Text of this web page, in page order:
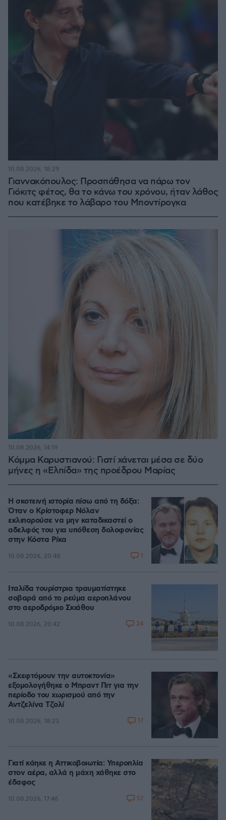
Γιαννακόπουλος: Προσπάθησα να πάρω τον
Γιόκιτς φέτος, θα το κάνω του χρόνου, ήταν λάθος
που κατέβηκε το λάβαρο του Μποντίρογκα
10.08.2026, 18:29
Κόμμα Καρυστιανού: Γιατί χάνεται μέσα σε δύο
μήνες η «Ελπίδα» της προέδρου Μαρίας
10.08.2026, 14:19
Η σκοτεινή ιστορία πίσω από τη δόξα:
Όταν ο Κρίστοφερ Νόλαν
εκλιπαρούσε να μην καταδικαστεί ο
αδελφός του για υπόθεση δολοφονίας
στην Κόστα Ρίκα
10.08.2026, 20:48 1
Ιταλίδα τουρίστρια τραυματίστηκε
σοβαρά από το ρεύμα αεροπλάνου
στο αεροδρόμιο Σκιάθου
10.08.2026, 20:42 24
«Σκεφτόμουν την αυτοκτονία»
εξομολογήθηκε ο Μπραντ Πιτ για την
περίοδο του χωρισμού από την
Αντζελίνα Τζολί
10.08.2026, 18:23 17
Γιατί κάηκε η Αττικοβοιωτία: Υπεροπλία
στον αέρα, αλλά η μάχη χάθηκε στο
έδαφος
10.08.2026, 17:46 57